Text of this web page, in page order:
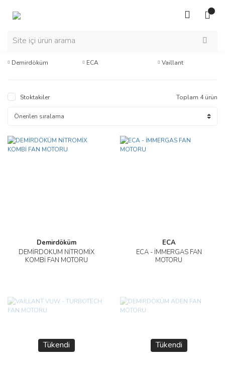
Demirdöküm ECA Vaillant
Stoktakiler Toplam 4 ürün
Demirdöküm
DEMİRDÖKÜM NİTROMİX
KOMBİ FAN MOTORU
ECA
ECA - İMMERGAS FAN
MOTORU
Tükendi Tükendi